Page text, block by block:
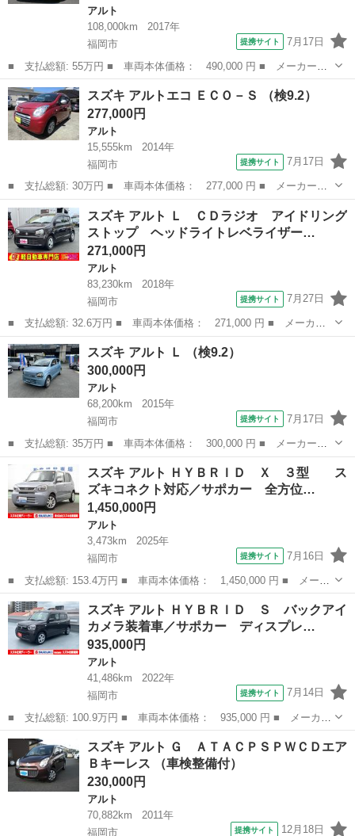
アルト
108,000km
2017年
福岡市
提携サイト 7月17日
■ 支払総額: 55万円 ■ 車両本体価格： 490,000 円 ■ メーカー
名： スズキ ■ 車種名： アルト ■ グレード名： Ｆ ５速Ｍ
Ｔ 社外ナビテレビ ＢＴ対応 アルミホイール ■ 排気量： 660cc
■ ドア...
福岡 福岡市 アルト
スズキ アルトエコ ＥＣＯ－Ｓ （検9.2）
277,000円
アルト
15,555km
2014年
福岡市
提携サイト 7月17日
■ 支払総額: 30万円 ■ 車両本体価格： 277,000 円 ■ メーカー
名： スズキ ■ 車種名： アルトエコ ■ グレード名： ＥＣＯ－
Ｓ ■ 排気量： 660cc ■ ドア枚数： 5D ■ ミッション： CVT ...
福岡 福岡市 アルト
スズキ アルト Ｌ ＣＤラジオ アイドリング
ストップ ヘッドライトレベライザー…
271,000円
アルト
83,230km
2018年
福岡市
提携サイト 7月27日
■ 支払総額: 32.6万円 ■ 車両本体価格： 271,000 円 ■ メーカー
名： スズキ ■ 車種名： アルト ■ グレード名： Ｌ ＣＤラジ
オ アイドリングストップ ヘッドライトレベライザー キーレス
シートヒータ...
福岡 福岡市 アルト
スズキ アルト Ｌ （検9.2）
300,000円
アルト
68,200km
2015年
福岡市
提携サイト 7月17日
■ 支払総額: 35万円 ■ 車両本体価格： 300,000 円 ■ メーカー
名： スズキ ■ 車種名： アルト ■ グレード名： Ｌ ■ 排気
量： 660cc ■ ドア枚数： 5D ■ ミッション： インパネAT ■
店...
福岡市 アルト
スズキ アルト ＨＹＢＲＩＤ Ｘ ３型 ス
ズキコネクト対応／サポカー 全方位…
1,450,000円
アルト
3,473km
2025年
福岡市
提携サイト 7月16日
■ 支払総額: 153.4万円 ■ 車両本体価格： 1,450,000 円 ■ メーカ
ー名： スズキ ■ 車種名： アルト ■ グレード名： ＨＹＢＲＩ
Ｄ Ｘ ３型 スズキコネクト対応／サポカー 全方位モニター用
カメラＰ...
福岡 福岡市 アルト
スズキ アルト ＨＹＢＲＩＤ Ｓ バックアイ
カメラ装着車／サポカー ディスプレ…
935,000円
アルト
41,486km
2022年
福岡市
提携サイト 7月14日
■ 支払総額: 100.9万円 ■ 車両本体価格： 935,000 円 ■ メーカー
名： スズキ ■ 車種名： アルト ■ グレード名： ＨＹＢＲＩ
Ｄ Ｓ バックアイカメラ装着車／サポカー ディスプレイオーディ
オ│ステアリ...
福岡 アルト
スズキ アルト Ｇ ＡＴＡＣＰＳＰＷＣＤエア
Ｂキーレス （車検整備付）
230,000円
アルト
70,882km
2011年
福岡市
提携サイト 12月18日